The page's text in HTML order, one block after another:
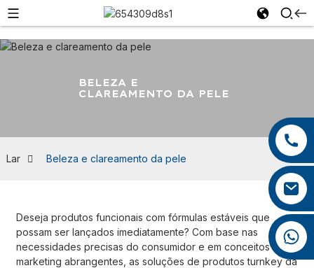
+86 13959222339
+86 0592 5599526
+86 18965423693
BELEZA E
CLAREAMENTO DA PELE
Lar Beleza e clareamento da pele
Deseja produtos funcionais com fórmulas estáveis ​​que
possam ser lançados imediatamente? Com ​​base nas
necessidades precisas do consumidor e em conceitos de
marketing abrangentes, as soluções de produtos turnkey da